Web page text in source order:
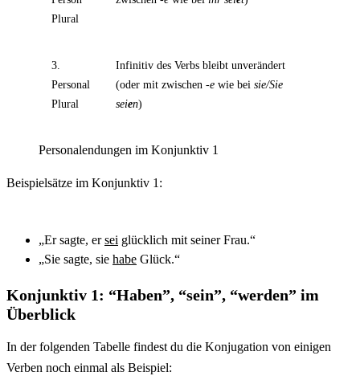
Plural
3.
Personal
Plural
Infinitiv des Verbs bleibt unverändert
(oder mit zwischen -e wie bei sie/Sie
seien)
Personalendungen im Konjunktiv 1
Beispielsätze im Konjunktiv 1:
„Er sagte, ersei glücklich mit seiner Frau.“
„Sie sagte, sie habe Glück.“
Konjunktiv 1: “Haben”, “sein”, “werden” im
Überblick
In der folgenden Tabelle findest du die Konjugation von einigen
Verben noch einmal als Beispiel: